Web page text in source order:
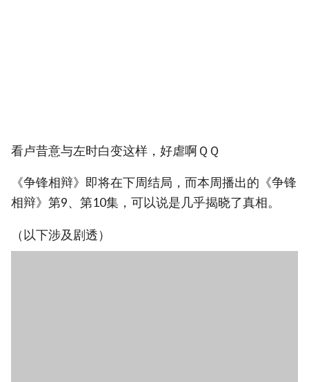
看卢昔意与左时白变这样，好虐啊ＱＱ
《争锋相辩》即将在下周结局，而本周播出的《争锋
相辩》第9、第10集，可以说是几乎揭晓了真相。
（以下涉及剧透）